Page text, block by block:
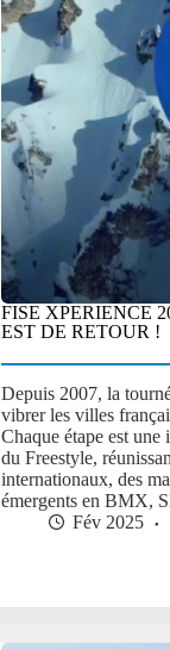
FISE XPERIENCE
EST DE RETOUR !
Depuis 2007, la
vibrer les villes
Chaque étape est une
du Freestyle,
internationaux, des
émergents en BMX,
Fév 2025